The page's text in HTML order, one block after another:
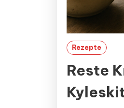
Rezepte
Reste